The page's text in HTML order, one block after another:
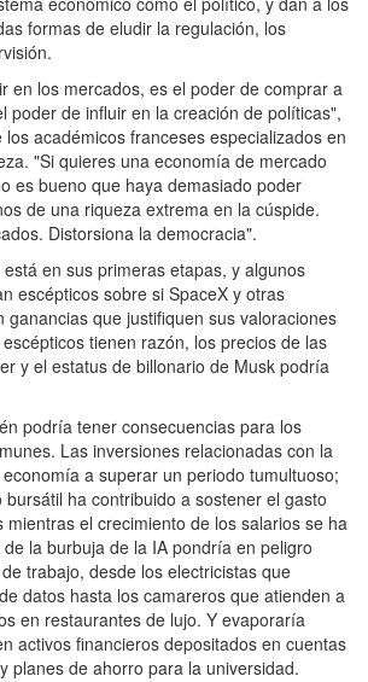
formas de eludir la regulación, los
en los mercados, es el poder de comprar a
poder de influir en la creación de políticas",
académicos franceses especializados en
"Si quieres una economía de mercado
es bueno que haya demasiado poder
de una riqueza extrema en la cúspide.
Distorsiona la democracia".
en sus primeras etapas, y algunos
escépticos sobre si SpaceX y otras
ganancias que justifiquen sus valoraciones
tienen razón, los precios de las
y el estatus de billonario de Musk podría
podría tener consecuencias para los
Las inversiones relacionadas con la
a superar un periodo tumultuoso;
ha contribuido a sostener el gasto
mientras el crecimiento de los salarios se ha
la burbuja de la IA pondría en peligro
trabajo, desde los electricistas que
datos hasta los camareros que atienden a
en restaurantes de lujo. Y evaporaría
activos financieros depositados en cuentas
planes de ahorro para la universidad.